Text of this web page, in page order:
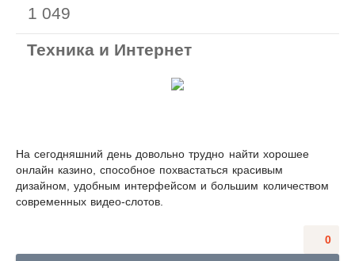
1 049
Техника и Интернет
На сегодняшний день довольно трудно найти хорошее
онлайн казино, способное похвастаться красивым
дизайном, удобным интерфейсом и большим количеством
современных видео-слотов.
0